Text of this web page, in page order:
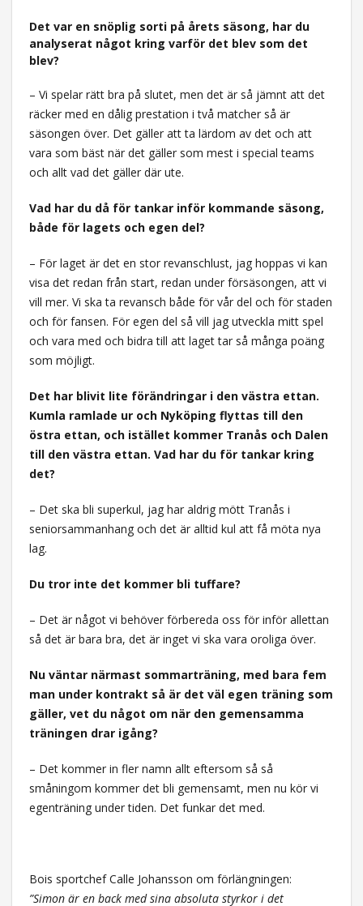
Det var en snöplig sorti på årets säsong, har du
analyserat något kring varför det blev som det
blev?
– Vi spelar rätt bra på slutet, men det är så jämnt att det
räcker med en dålig prestation i två matcher så är
säsongen över. Det gäller att ta lärdom av det och att
vara som bäst när det gäller som mest i special teams
och allt vad det gäller där ute.
Vad har du då för tankar inför kommande säsong,
både för lagets och egen del?
– För laget är det en stor revanschlust, jag hoppas vi kan
visa det redan från start, redan under försäsongen, att vi
vill mer. Vi ska ta revansch både för vår del och för staden
och för fansen. För egen del så vill jag utveckla mitt spel
och vara med och bidra till att laget tar så många poäng
som möjligt.
Det har blivit lite förändringar i den västra ettan.
Kumla ramlade ur och Nyköping flyttas till den
östra ettan, och istället kommer Tranås och Dalen
till den västra ettan. Vad har du för tankar kring
det?
– Det ska bli superkul, jag har aldrig mött Tranås i
seniorsammanhang och det är alltid kul att få möta nya
lag.
Du tror inte det kommer bli tuffare?
– Det är något vi behöver förbereda oss för inför allettan
så det är bara bra, det är inget vi ska vara oroliga över.
Nu väntar närmast sommarträning, med bara fem
man under kontrakt så är det väl egen träning som
gäller, vet du något om när den gemensamma
träningen drar igång?
– Det kommer in fler namn allt eftersom så så
småningom kommer det bli gemensamt, men nu kör vi
egenträning under tiden. Det funkar det med.
Bois sportchef Calle Johansson om förlängningen:
”Simon är en back med sina absoluta styrkor i det